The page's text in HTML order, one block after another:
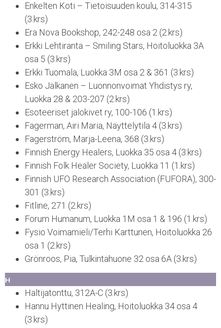
Enkelten Koti – Tietoisuuden koulu, 314-315
(3.krs)
Era Nova Bookshop, 242-248 osa 2 (2.krs)
Erkki Lehtiranta – Smiling Stars, Hoitoluokka 3A
osa 5 (3.krs)
Erkki Tuomala, Luokka 3M osa 2 & 361 (3.krs)
Esko Jalkanen – Luonnonvoimat Yhdistys ry,
Luokka 28 & 203-207 (2.krs)
Esoteeriset jalokivet ry, 100-106 (1.krs)
Fagerman, Airi Maria, Näyttelytila 4 (3.krs)
Fagerström, Marja-Leena, 368 (3.krs)
Finnish Energy Healers, Luokka 35 osa 4 (3.krs)
Finnish Folk Healer Society, Luokka 11 (1.krs)
Finnish UFO Research Association (FUFORA), 300-
301 (3.krs)
Fitline, 271 (2.krs)
Forum Humanum, Luokka 1M osa 1 & 196 (1.krs)
Fysio Voimamieli/Terhi Karttunen, Hoitoluokka 26
osa 1 (2.krs)
Grönroos, Pia, Tulkintahuone 32 osa 6A (3.krs)
H
Haltijatonttu, 312A-C (3.krs)
Hannu Hyttinen Healing, Hoitoluokka 34 osa 4
(3.krs)